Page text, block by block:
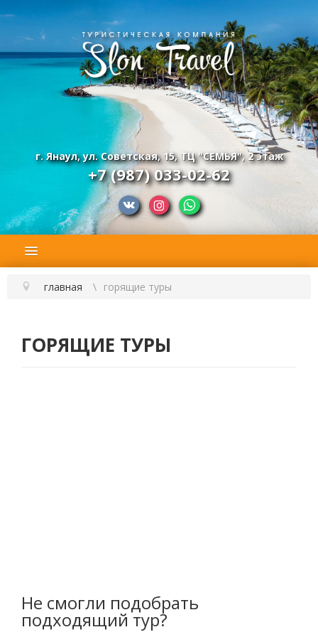
г. Янаул, ул. Советская, 15, ТЦ "СЕМЬЯ", 2 этаж
+7 (987) 033-02-62
главная горящие туры
ГОРЯЩИЕ ТУРЫ
Не смогли подобрать
подходящий тур?